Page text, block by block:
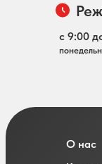
с 9:00
О нас